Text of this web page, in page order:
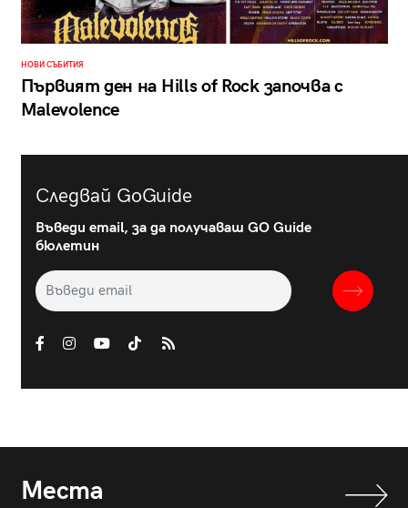
НОВИ СЪБИТИЯ
Първият ден на Hills of Rock започва с
Malevolence
Следвай GoGuide
Въведи email, за да получаваш GO Guide
бюлетин
Места